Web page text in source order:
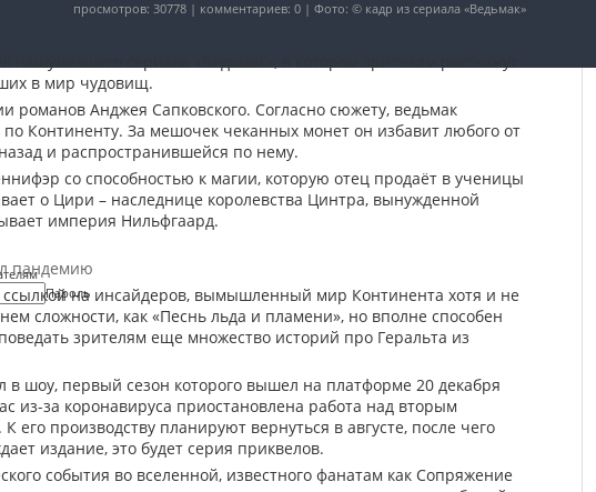
Пароль
просмотров: 30778 | комментариев: 0 | Фото: © кадр из сериала «Ведьмак»
сериала «Ведьмак», в котором зрителям расскажут
в мир чудовищ.
романов Анджея Сапковского. Согласно сюжету, ведьмак
Континенту. За мешочек чеканных монет он избавит любого от
и распространившейся по нему.
со способностью к магии, которую отец продаёт в ученицы
о Цири – наследнице королевства Цинтра, вынужденной
империя Нильфгаард.
пандемию
ссылкой на инсайдеров, вымышленный мир Континента хотя и не
сложности, как «Песнь льда и пламени», но вполне способен
зрителям еще множество историй про Геральта из
в шоу, первый сезон которого вышел на платформе 20 декабря
из-за коронавируса приостановлена работа над вторым
его производству планируют вернуться в августе, после чего
издание, это будет серия приквелов.
события во вселенной, известного фанатам как Сопряжение